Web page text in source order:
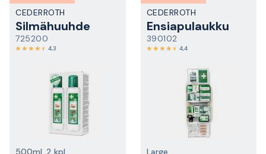
CEDERROTH
Silmähuuhde
725200
4,3
500ml, 2 kpl
CEDERROTH
Ensiapulaukku
390102
4,4
Large